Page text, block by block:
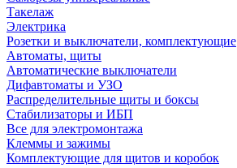
Такелаж
Электрика
Розетки и выключатели, комплектующие
Автоматы, щиты
Автоматические выключатели
Дифавтоматы и УЗО
Распределительные щиты и боксы
Стабилизаторы и ИБП
Все для электромонтажа
Клеммы и зажимы
Комплектующие для щитов и коробок